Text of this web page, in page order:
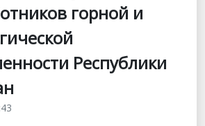
горной и
Республики